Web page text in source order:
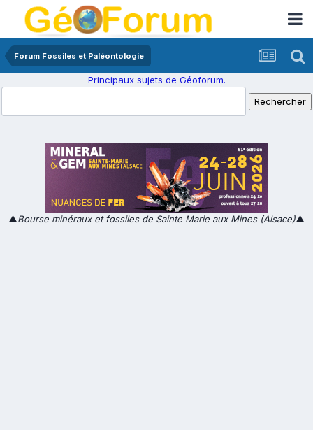
Forum Fossiles et Paléontologie
Principaux sujets de Géoforum.
▲Bourse minéraux et fossiles de Sainte Marie aux Mines (Alsace)▲